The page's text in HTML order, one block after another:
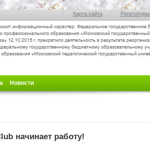
Карта сайта Репетиторы
Новости
начинает работу!